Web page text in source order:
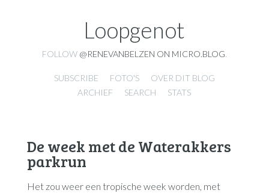
Loopgenot
FOLLOW @RENEVANBELZEN ON MICRO.BLOG
SUBSCRIBE FOTO'S
OVER DIT BLOG
ARCHIEF
SEARCH STATS
De week met de Waterakkers
parkrun
Het zou weer een tropische week worden, met